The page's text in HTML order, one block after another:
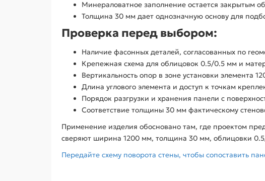
Минераловатное заполнение остается закрытым
Толщина 30 мм дает однозначную основу для
Проверка перед выбором:
Наличие фасонных деталей, согласованных по
Крепежная схема для облицовок 0.5/0.5 мм и
Вертикальность опор в зоне установки элемента
Длина углового элемента и доступ к точкам
Порядок разгрузки и хранения панели с
Соответствие толщины 30 мм фактическому
Применение изделия обосновано там, где проектом
сверяют ширина 1200 мм, толщина 30 мм, облицовки
Передайте схему поворота стены, чтобы сопоставить